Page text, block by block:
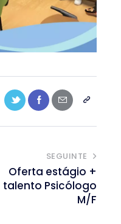
SEGUINTE
Oferta estágio +
talento Psicólogo
M/F